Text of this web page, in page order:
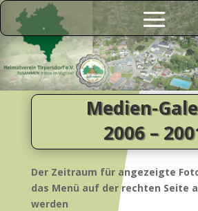
Medien-
2006 –
Der Zeitraum für angezeigte
das Menü auf der rechten Seite
werden